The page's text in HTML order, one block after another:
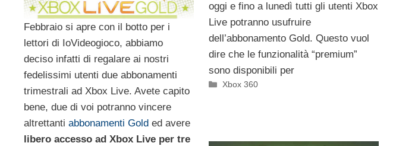
Febbraio si apre con il botto per i
lettori di IoVideogioco, abbiamo
deciso infatti di regalare ai nostri
fedelissimi utenti due abbonamenti
trimestrali ad Xbox Live. Avete capito
bene, due di voi potranno vincere
altrettanti abbonamenti Gold ed avere
libero accesso ad Xbox Live per tre
oggi e fino a lunedì tutti gli utenti Xbox
Live potranno usufruire
dell’abbonamento Gold. Questo vuol
dire che le funzionalità “premium”
sono disponibili per
Categorie
Xbox 360